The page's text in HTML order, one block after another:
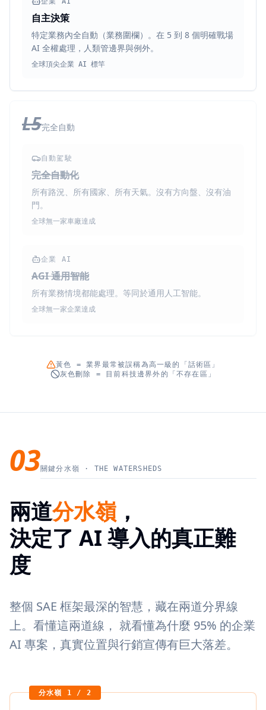
自主決策
特定業務內全自動（業務圍欄）。在 5 到 8 個明確戰場
AI 全權處理，人類管邊界與例外。
全球頂尖企業 AI 標竿
L5完全自動
自動駕駛
完全自動化
所有路況、所有國家、所有天氣。沒有方向盤、沒有油
門。
全球無一家車廠達成
企業 AI
AGI 通用智能
所有業務情境都能處理。等同於通用人工智能。
全球無一家企業達成
黃色 = 業界最常被誤稱為高一級的「話術區」
灰色刪除 = 目前科技邊界外的「不存在區」
03關鍵分水嶺 · THE WATERSHEDS
兩道分水嶺 ，
決定了 AI 導入的真正難
度
整個 SAE 框架最深的智慧，藏在兩道分界線
上。看懂這兩道線， 就看懂為什麼 95% 的企業
AI 專案，真實位置與行銷宣傳有巨大落差。
分水嶺 1 / 2